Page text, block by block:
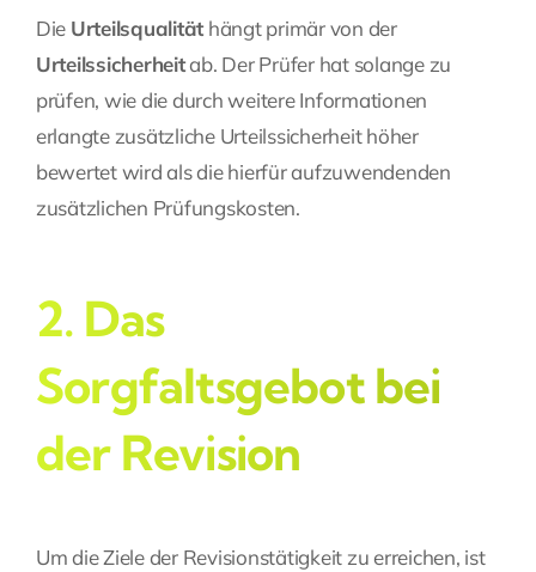
Die Urteilsqualitäthängt primär von der
Urteilssicherheitab. Der Prüfer hat solange zu
prüfen, wie die durch weitere Informationen
erlangte zusätzliche Urteilssicherheit höher
bewertet wird als die hierfür aufzuwendenden
zusätzlichen Prüfungskosten.
2. Das
Sorgfaltsgebot bei
der Revision
Um die Ziele der Revisionstätigkeit zu erreichen, ist